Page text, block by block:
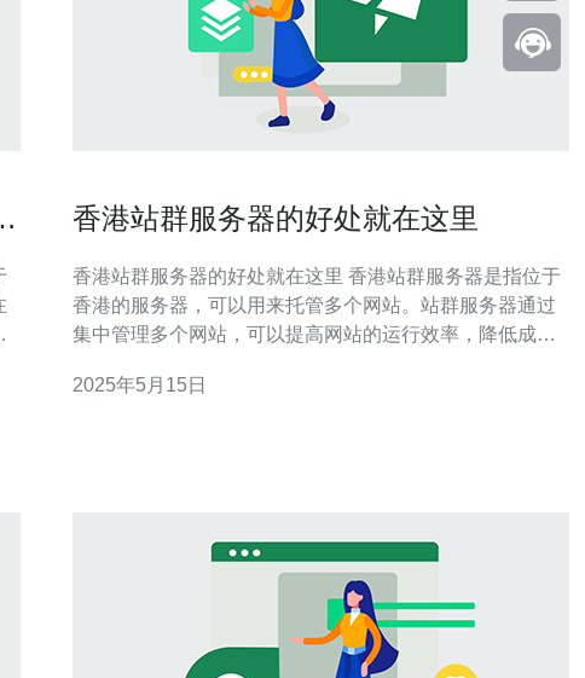
香港站群服务器的好处就在这里
香港站群服务器的好处就在这里 香港站群服务器是指位于
香港的服务器，可以用来托管多个网站。站群服务器通过
集中管理多个网站，可以提高网站的运行效率，降低成
可以更快地响应用户请求，提升网站访问速度。尤其是对
2025年5月15日